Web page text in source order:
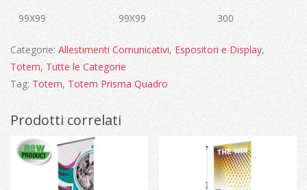
99X99
99X99 300
Categorie: Allestimenti Comunicativi, Espositori e Display,
Totem, Tutte le Categorie
Tag: Totem, Totem Prisma Quadro
Prodotti correlati